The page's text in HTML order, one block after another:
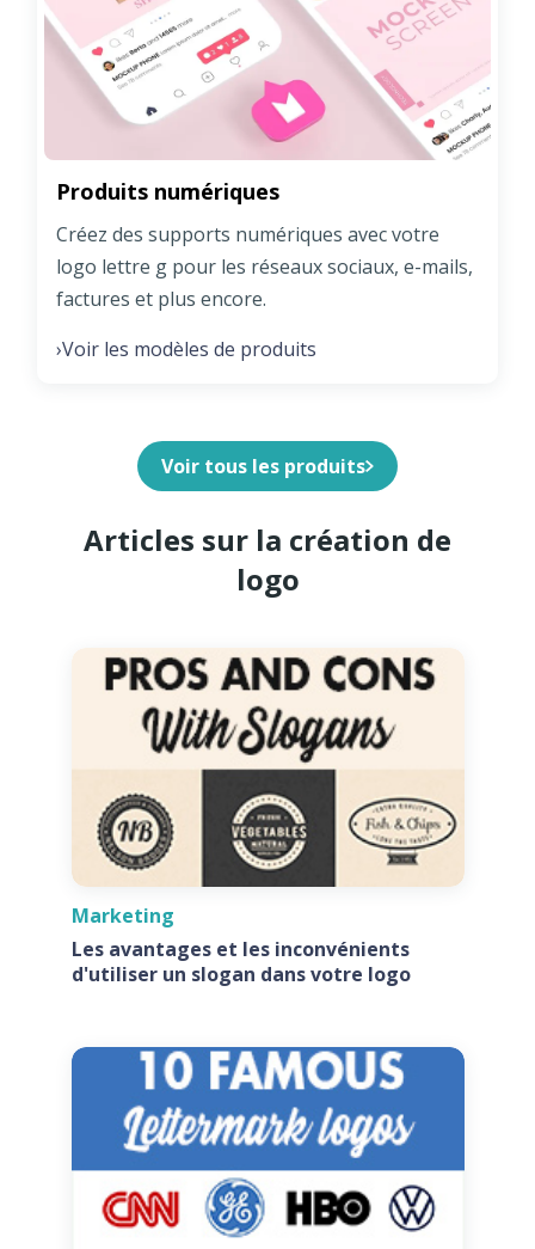
Produits numériques
Créez des supports numériques avec votre
logo lettre g pour les réseaux sociaux, e-mails,
factures et plus encore.
›Voir les modèles de produits
Voir tous les produits
Articles sur la création de
logo
Marketing
Les avantages et les inconvénients
d'utiliser un slogan dans votre logo